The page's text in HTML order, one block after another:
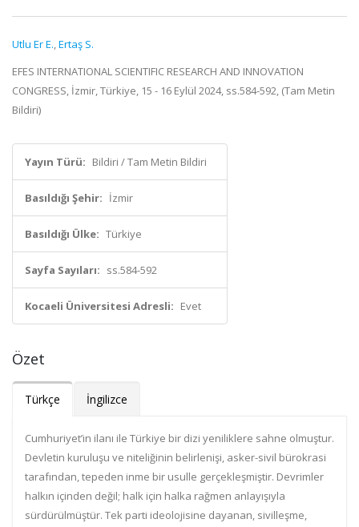
Utlu Er E.,Ertaş S.
EFES INTERNATIONAL SCIENTIFIC RESEARCH AND INNOVATION
CONGRESS, İzmir, Türkiye, 15 - 16 Eylül 2024, ss.584-592, (Tam Metin
Bildiri)
Yayın Türü: Bildiri / Tam Metin Bildiri
Basıldığı Şehir: İzmir
Basıldığı Ülke: Türkiye
Sayfa Sayıları: ss.584-592
Kocaeli Üniversitesi Adresli: Evet
Özet
Türkçe İngilizce
Cumhuriyet’in ilanı ile Türkiye bir dizi yeniliklere sahne olmuştur.
Devletin kuruluşu ve niteliğinin belirlenişi, asker-sivil bürokrasi
tarafından, tepeden inme bir usulle gerçekleşmiştir. Devrimler
halkın içinden değil; halk için halka rağmen anlayışıyla
sürdürülmüştür. Tek parti ideolojisine dayanan, sivilleşme,